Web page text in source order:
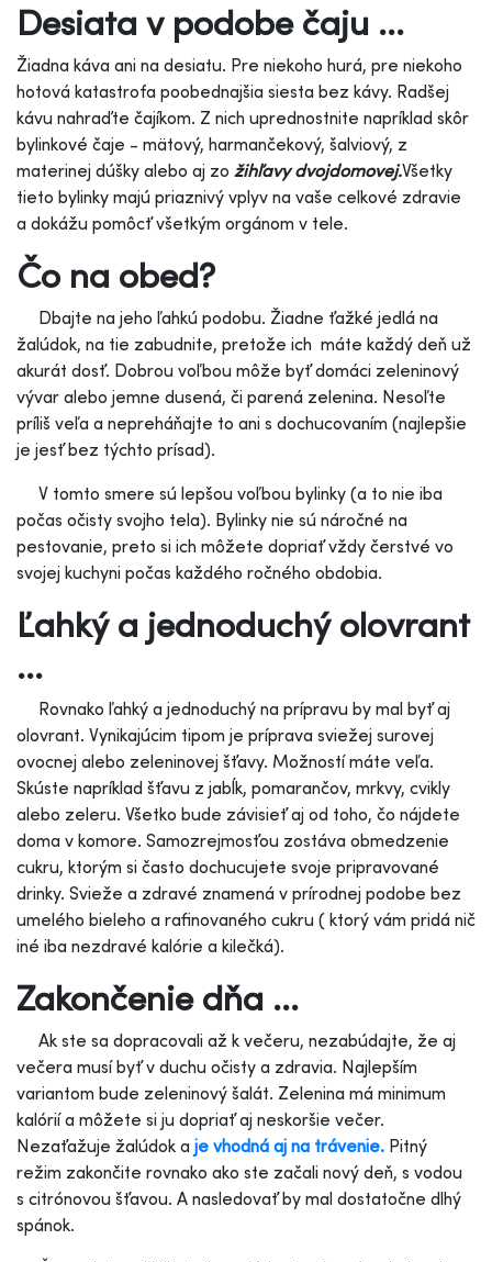
Desiata v podobe čaju ...
Žiadna káva ani na desiatu. Pre niekoho hurá, pre niekoho
hotová katastrofa poobednajšia siesta bez kávy. Radšej
kávu nahraďte čajíkom. Z nich uprednostnite napríklad skôr
bylinkové čaje - mätový, harmančekový, šalviový, z
materinej dúšky alebo aj zo žihľavy dvojdomovej.Všetky
tieto bylinky majú priaznivý vplyv na vaše celkové zdravie
a dokážu pomôcť všetkým orgánom v tele.
Čo na obed?
Dbajte na jeho ľahkú podobu. Žiadne ťažké jedlá na
žalúdok, na tie zabudnite, pretože ich máte každý deň už
akurát dosť. Dobrou voľbou môže byť domáci zeleninový
vývar alebo jemne dusená, či parená zelenina. Nesoľte
príliš veľa a nepreháňajte to ani s dochucovaním (najlepšie
je jesť bez týchto prísad).
V tomto smere sú lepšou voľbou bylinky (a to nie iba
počas očisty svojho tela). Bylinky nie sú náročné na
pestovanie, preto si ich môžete dopriať vždy čerstvé vo
svojej kuchyni počas každého ročného obdobia.
Ľahký a jednoduchý olovrant
...
Rovnako ľahký a jednoduchý na prípravu by mal byť aj
olovrant. Vynikajúcim tipom je príprava sviežej surovej
ovocnej alebo zeleninovej šťavy. Možností máte veľa.
Skúste napríklad šťavu z jabĺk, pomarančov, mrkvy, cvikly
alebo zeleru. Všetko bude závisieť aj od toho, čo nájdete
doma v komore. Samozrejmosťou zostáva obmedzenie
cukru, ktorým si často dochucujete svoje pripravované
drinky. Svieže a zdravé znamená v prírodnej podobe bez
umelého bieleho a rafinovaného cukru ( ktorý vám pridá nič
iné iba nezdravé kalórie a kilečká).
Zakončenie dňa ...
Ak ste sa dopracovali až k večeru, nezabúdajte, že aj
večera musí byť v duchu očisty a zdravia. Najlepším
variantom bude zeleninový šalát. Zelenina má minimum
kalórií a môžete si ju dopriať aj neskoršie večer.
Nezaťažuje žalúdok a je vhodná aj na trávenie. Pitný
režim zakončite rovnako ako ste začali nový deň, s vodou
s citrónovou šťavou. A nasledovať by mal dostatočne dlhý
spánok.